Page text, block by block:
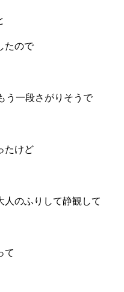
たので
う一段さがりそうで
たけど
人のふりして静観して
て